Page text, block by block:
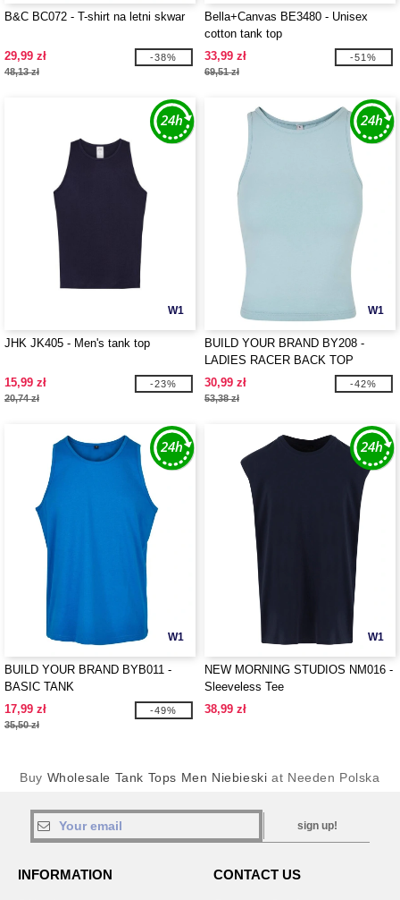
B&C BC072 - T-shirt na letni skwar
29,99 zł
48,13 zł
-38%
Bella+Canvas BE3480 - Unisex
cotton tank top
33,99 zł
69,51 zł
-51%
W1
JHK JK405 - Men's tank top
15,99 zł
20,74 zł
-23%
W1
BUILD YOUR BRAND BY208 -
LADIES RACER BACK TOP
30,99 zł
53,38 zł
-42%
W1
BUILD YOUR BRAND BYB011 -
BASIC TANK
17,99 zł
35,50 zł
-49%
W1
NEW MORNING STUDIOS NM016 -
Sleeveless Tee
38,99 zł
Buy Wholesale Tank Tops Men Niebieski at Needen Polska
sign up!
INFORMATION CONTACT US